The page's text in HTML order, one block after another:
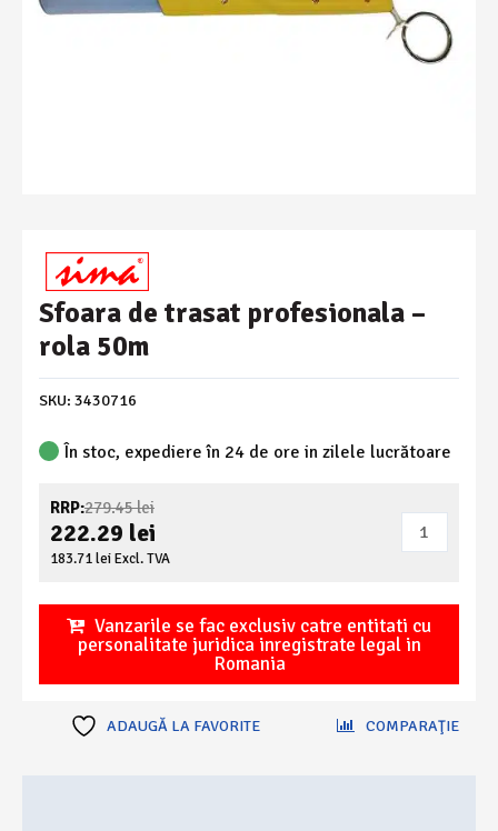
Sfoara de trasat profesionala –
rola 50m
SKU: 3430716
În stoc, expediere în 24 de ore in zilele lucrătoare
RRP:279.45leiPrețul
inițial
a
fost:
222.29 lei
Prețul
222.29 lei.
183.71leiExcl. TVA
Cantitate
Sfoara
trasat
profesionala
rola
50m
Vanzarile se fac exclusiv catre entitati cu
personalitate juridica inregistrate legal in
Romania
ADAUGĂ LA FAVORITE COMPARAŢIE